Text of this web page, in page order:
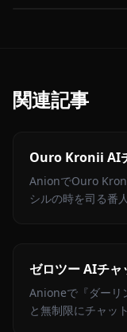
関連記事
Ouro Kronii AI
AnionでOuro
シルの時を司る番
ゼロツー AIチャ
Anioneで『ダーリ
と無制限にチャッ